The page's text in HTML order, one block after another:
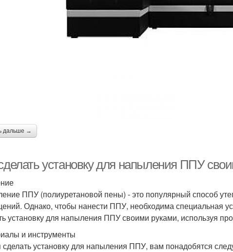
дальше →
установку для напыления ППУ
ППУ (полиуретановой пены) - это популярный способ
Однако, чтобы нанести ППУ, необходима специальная
установку для напыления ППУ своими руками, используя
и инструменты
установку для напыления ППУ, вам понадобятся